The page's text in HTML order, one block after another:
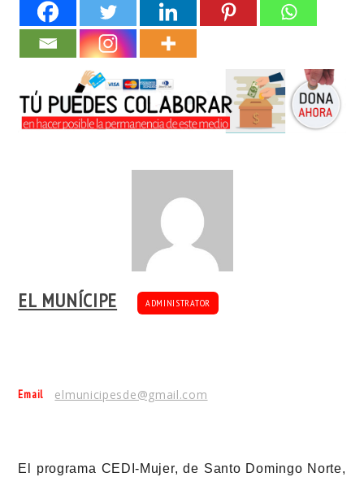
EL MUNÍCIPE ADMINISTRATOR
Email elmunicipesde@gmail.com
El programa CEDI-Mujer, de Santo Domingo Norte,